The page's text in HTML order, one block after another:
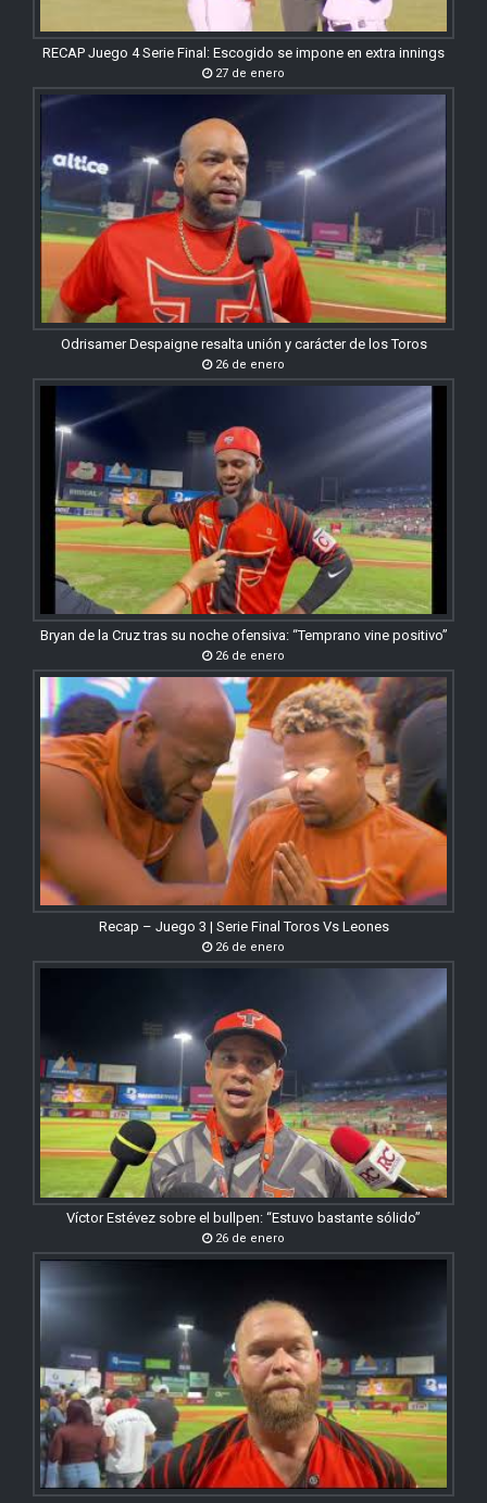
RECAP Juego 4 Serie Final: Escogido se impone en extra innings
27 de enero
Odrisamer Despaigne resalta unión y carácter de los Toros
26 de enero
Bryan de la Cruz tras su noche ofensiva: “Temprano vine positivo”
26 de enero
Recap – Juego 3 | Serie Final Toros Vs Leones
26 de enero
Víctor Estévez sobre el bullpen: “Estuvo bastante sólido”
26 de enero